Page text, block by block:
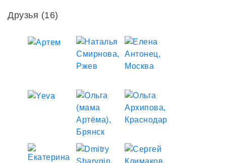
Друзья (16)